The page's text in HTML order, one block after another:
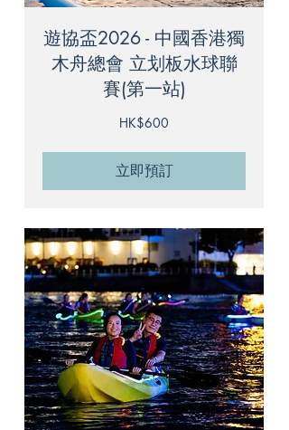
遊協盃2026 - 中國香港獨
木舟總會 立划板水球聯
賽(第一站)
HK$600
立即預訂